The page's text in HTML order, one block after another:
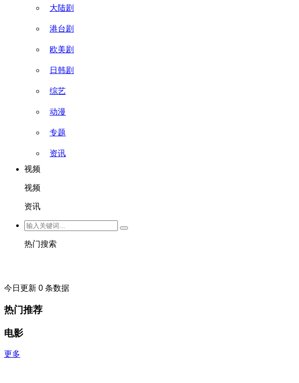
大陆剧
港台剧
欧美剧
日韩剧
综艺
动漫
专题
资讯
视频
视频
资讯
热门搜索
今日更新 0 条数据
热门推荐
电影
更多